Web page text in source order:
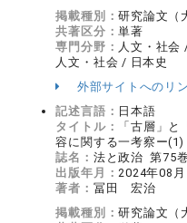
掲載種別：研究論文（
共著区分：単著
専門分野： 人文・社会
人文・社会 / 日本史
外部サイトへのリ
記述言語： 日本語
タイトル：
「古層」
容に関する一考察ー(1)
誌名： 法と政治 第75
出版年月：2024年08月
著者： 冨田 宏治
掲載種別：研究論文（